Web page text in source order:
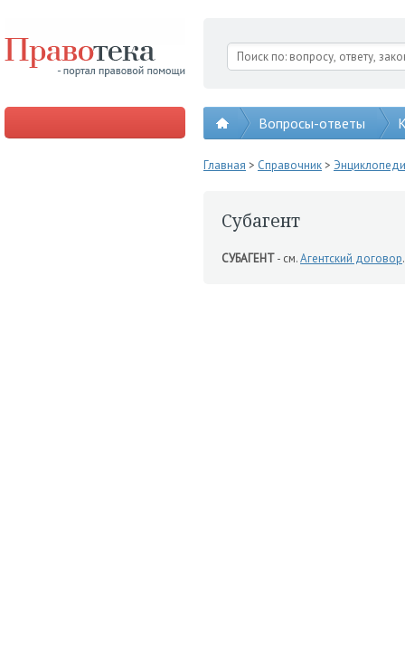
Вопросы-ответы
Главная > Справочник>
Субагент
СУБАГЕНТ- см.Агентский договор.